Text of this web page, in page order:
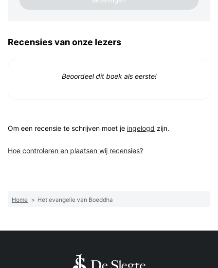
Recensies van onze lezers
Beoordeel dit boek als eerste!
Om een recensie te schrijven moet je ingelogd zijn.
Hoe controleren en plaatsen wij recensies?
Home > Het evangelie van Boeddha